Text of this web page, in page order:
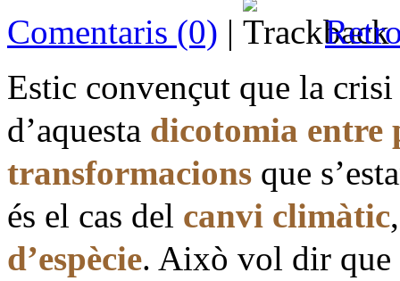
Comentaris (0) |
Estic convençut que la
d’aquesta dicotomia entre
transformacions que
és el cas del canvi climàtic
d’espècie. Això vol dir que